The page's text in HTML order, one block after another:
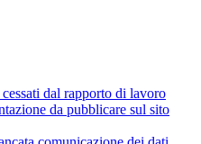
dal rapporto di lavoro
da pubblicare sul sito